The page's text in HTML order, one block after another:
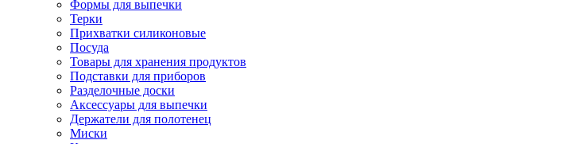
Формы для выпечки
Терки
Прихватки силиконовые
Посуда
Товары для хранения продуктов
Подставки для приборов
Разделочные доски
Аксессуары для выпечки
Держатели для полотенец
Миски